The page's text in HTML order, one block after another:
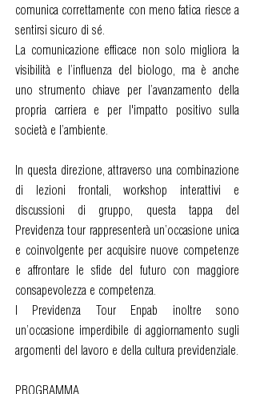
comunica correttamente con meno fatica riesce a
sentirsi sicuro di sé.
La comunicazione efficace non solo migliora la
visibilità e l’influenza del biologo, ma è anche
uno strumento chiave per l’avanzamento della
propria carriera e per l'impatto positivo sulla
società e l’ambiente.
In questa direzione, attraverso una combinazione
di lezioni frontali, workshop interattivi e
discussioni di gruppo, questa tappa del
Previdenza tour rappresenterà un’occasione unica
e coinvolgente per acquisire nuove competenze
e affrontare le sfide del futuro con maggiore
consapevolezza e competenza.
I Previdenza Tour Enpab inoltre sono
un’occasione imperdibile di aggiornamento sugli
argomenti del lavoro e della cultura previdenziale.
PROGRAMMA